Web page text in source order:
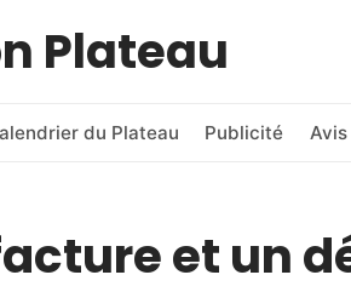
Plateau
du Plateau Publicité
et un